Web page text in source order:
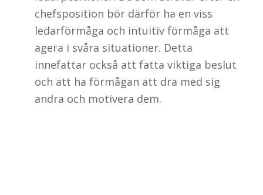
chefsposition bör därför ha en viss
ledarförmåga och intuitiv förmåga att
agera i svåra situationer. Detta
innefattar också att fatta viktiga beslut
och att ha förmågan att dra med sig
andra och motivera dem.
Östra Hamngatan 17
411 10 Göteborg